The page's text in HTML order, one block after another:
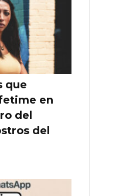
que
en
del
del